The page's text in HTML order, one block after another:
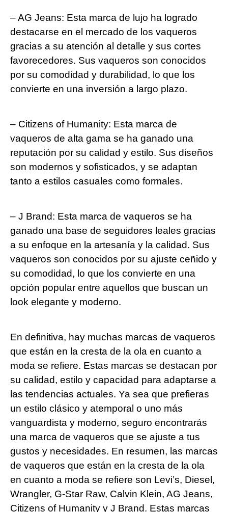
– AG Jeans: Esta marca de lujo⁤ ha logrado
destacarse en el mercado de los⁢ vaqueros
gracias a ‍su atención al ⁣detalle y sus cortes
favorecedores. Sus vaqueros son conocidos
por su comodidad y⁣ durabilidad, lo que los
convierte en‍ una inversión a largo plazo.
– ⁢Citizens of⁤ Humanity: Esta marca ‌de​
vaqueros ⁤de alta gama‍ se ha ganado una
reputación por su calidad y estilo. Sus diseños
son modernos​ y sofisticados, y se adaptan
tanto a estilos⁢ casuales como formales.
– J ⁤Brand: Esta marca de vaqueros se​ ha
ganado una base de seguidores leales gracias
a su enfoque en‌ la artesanía y la ‌calidad. Sus ​
vaqueros son conocidos​ por su ajuste ceñido y
su comodidad, lo que los⁢ convierte en una
opción popular entre aquellos que buscan un
look elegante⁣ y moderno.
En definitiva, hay muchas marcas de vaqueros
que‍ están en la cresta de la⁢ ola‌ en cuanto a
moda​ se refiere. Estas marcas se⁢ destacan por‌
su calidad, estilo ‌y capacidad para adaptarse a
las tendencias ⁣actuales. Ya sea que prefieras
un estilo clásico y atemporal o uno más
vanguardista y moderno, seguro ⁤encontrarás
una marca de vaqueros que ⁤se ajuste a⁤ tus
gustos y necesidades.⁤ En ⁣resumen,‍ las marcas
de vaqueros que están ‍en la cresta ‍de la ola
en cuanto a moda ‍se refiere son Levi’s, Diesel,
Wrangler, G-Star ‍Raw, Calvin Klein, AG Jeans,
Citizens of Humanity y J Brand. Estas‍ marcas